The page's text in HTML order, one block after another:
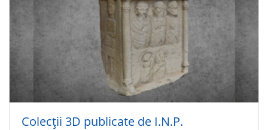
Colecţii 3D publicate de I.N.P.